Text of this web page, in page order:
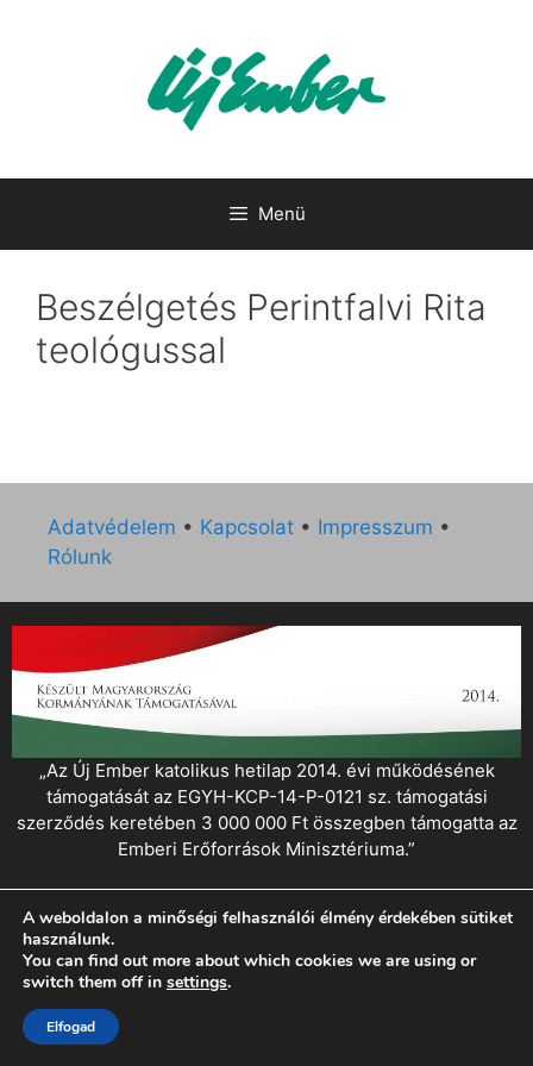
Menü
Beszélgetés Perintfalvi Rita
teológussal
Adatvédelem • Kapcsolat • Impresszum •
Rólunk
„Az Új Ember katolikus hetilap 2014. évi működésének
támogatását az EGYH-KCP-14-P-0121 sz. támogatási
szerződés keretében 3 000 000 Ft összegben támogatta az
Emberi Erőforrások Minisztériuma.”
A weboldalon a minőségi felhasználói élmény érdekében sütiket
használunk.
You can find out more about which cookies we are using or
switch them off in settings.
Elfogad